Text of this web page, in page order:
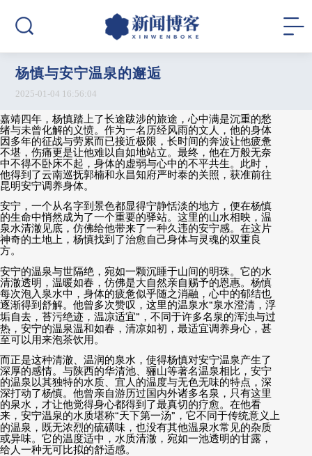
杨慎与安宁温泉的邂逅
2025-01-04 16:56:04
嘉靖四年，杨慎踏上了长途跋涉的旅途，心中满是沉重的愁
绪与未曾化解的义愤。作为一名历经风雨的文人，他的身体
因多年的征战与劳累而已接近极限，长时间的奔波让他疲惫
不堪，伤痛更是让他难以自如地站立。最终，他在万般无奈
中不得不卧床不起，身体的虚弱与心中的不平共生。此时，
他得到了云南巡抚郭楠和永昌知府严时泰的关照，获准前往
昆明安宁调养身体。
安宁，一个从名字到景色都显得宁静恬淡的地方，便在杨慎
的生命中悄然成为了一个重要的驿站。这里的山水相映，温
泉水清澈见底，仿佛给他带来了一种久违的安宁感。在这片
神奇的土地上，杨慎找到了治愈自己身体与灵魂的双重良
方。
安宁的温泉与世隔绝，宛如一颗沉睡于山间的明珠。它的水
清澈透明，温暖如春，仿佛是大自然亲自赐予的恩惠。杨慎
每次泡入泉水中，身体的疲惫似乎随之消融，心中的郁结也
逐渐得到舒解。他曾多次赞叹，这里的温泉水“泉水澄清，浮
垢自去，苔污绝迹，温凉适宜” ，不同于许多名泉的浑浊与过
热，安宁的温泉温和如春，清凉如初，最适宜调养身心，甚
至可以用来泡茶饮用。
而正是这种清澈、温润的泉水，使得杨慎对安宁温泉产生了
深厚的感情。与陕西的华清池、骊山等著名温泉相比，安宁
的温泉以其独特的水质、宜人的温度与无色无味的特点，深
深打动了杨慎。他曾亲自游历过国内外诸多名泉，只有这里
的泉水，才让他觉得身心都得到了最真切的疗愈。在他看
来，安宁温泉的水质堪称“天下第一汤” ，它不同于传统意义上
的温泉，既无浓烈的硫磺味，也没有其他温泉水常见的杂质
或异味。它的温度适中，水质清澈，宛如一池透明的甘露，
给人一种无可比拟的舒适感。